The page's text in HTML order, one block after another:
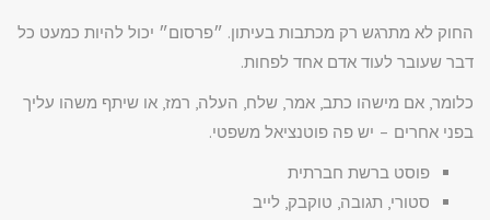
החוק לא מתרגש רק מכתבות בעיתון. ״פרסום״ יכול להיות כמעט כל
דבר שעובר לעוד אדם אחד לפחות.
כלומר, אם מישהו כתב, אמר, שלח, העלה, רמז, או שיתף משהו עליך
בפני אחרים – יש פה פוטנציאל משפטי.
פוסט ברשת חברתית
סטורי, תגובה, טוקבק, לייב